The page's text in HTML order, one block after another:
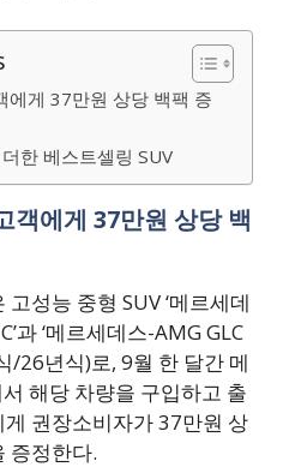
에게 37만원 상당 백팩 증
한 베스트셀링 SUV
객에게 37만원 상당 백
성능 중형 SUV ‘메르세데
과 ‘메르세데스-AMG GLC
/26년식)로, 9월 한 달간 메
해당 차량을 구입하고 출
권장소비자가 37만원 상
증정한다.